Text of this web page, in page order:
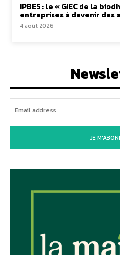
IPBES : le « GIEC de la
entreprises à devenir des
4 août 2026
JE